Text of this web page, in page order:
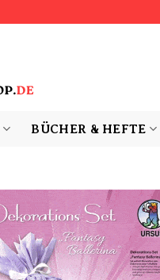
BÜCHER & HEFTE